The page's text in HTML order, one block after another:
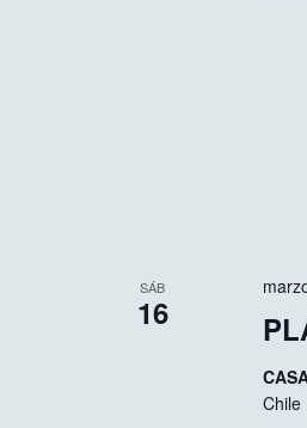
SÁB
16
Chile